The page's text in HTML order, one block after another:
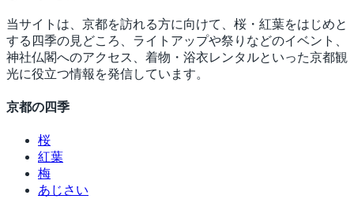
当サイトは、京都を訪れる方に向けて、桜・紅葉をはじめと
する四季の見どころ、ライトアップや祭りなどのイベント、
神社仏閣へのアクセス、着物・浴衣レンタルといった京都観
光に役立つ情報を発信しています。
京都の四季
桜
紅葉
梅
あじさい